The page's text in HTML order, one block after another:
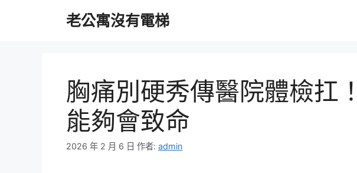
老公寓沒有電梯
胸痛別硬秀傳醫院體檢扛！
能夠會致命
2026 年 2 月 6 日 作者: admin